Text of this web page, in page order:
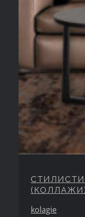
kolagie